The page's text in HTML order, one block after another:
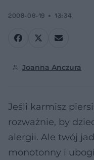
2008-06-19 13:34
Joanna Anczura
Jeśli karmisz
rozważnie, by
alergii. Ale twój
monotonny i